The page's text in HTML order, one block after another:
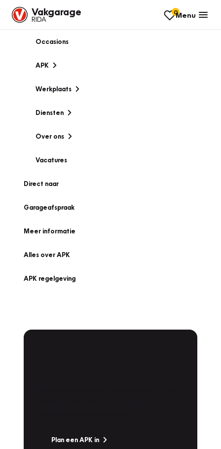
Vakgarage
RIDA
0Menu
Occasions
APK
Werkplaats
Diensten
Over ons
Vacatures
Direct naar
Garageafspraak
Meer informatie
Alles over APK
APK regelgeving
Plan een APK in